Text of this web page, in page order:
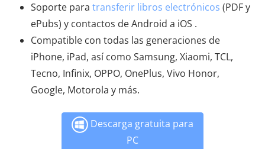
Soporte para transferir libros electrónicos (PDF y
ePubs) y contactos de Android a iOS .
Compatible con todas las generaciones de
iPhone, iPad, así como Samsung, Xiaomi, TCL,
Tecno, Infinix, OPPO, OnePlus, Vivo Honor,
Google, Motorola y más.
Descarga gratuita para
PC